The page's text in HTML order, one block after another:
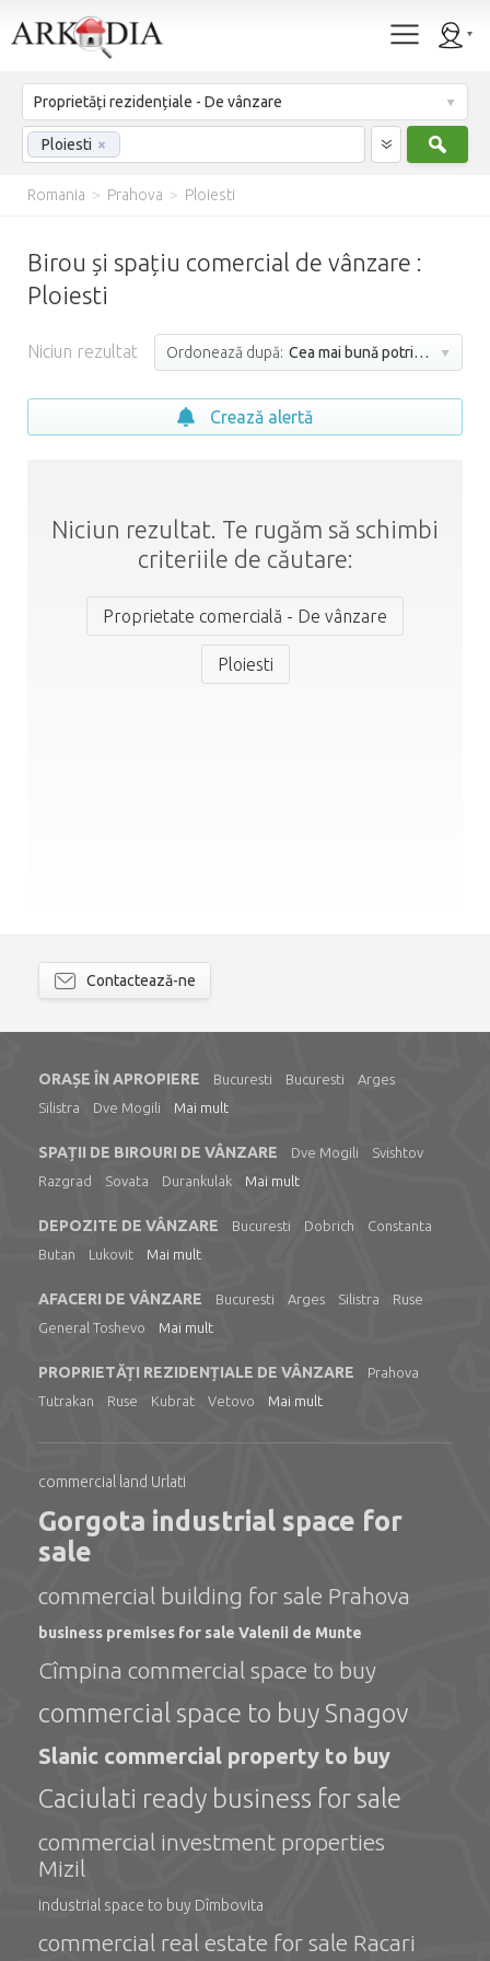
Proprietăți rezidențiale - De vânzare
Ploiesti ×
Romania > Prahova > Ploiesti
Birou și spațiu comercial de vânzare :
Ploiesti
Niciun rezultat Ordonează după: Cea mai bună potrivire
Crează alertă
Niciun rezultat. Te rugăm să schimbi
criteriile de căutare:
Proprietate comercială - De vânzare
Ploiesti
Contactează-ne
ORAȘE ÎN APROPIERE Bucuresti Bucuresti
Arges
Silistra
Dve Mogili Mai mult
SPAȚII DE BIROURI DE VÂNZARE Dve Mogili
Svishtov
Razgrad
Sovata Durankulak Mai mult
DEPOZITE DE VÂNZARE Bucuresti Dobrich
Constanta
Butan
Lukovit Mai mult
AFACERI DE VÂNZARE Bucuresti Arges Silistra
Ruse
General Toshevo
Mai mult
PROPRIETĂȚI REZIDENȚIALE DE VÂNZARE
Prahova
Tutrakan
Ruse Kubrat Vetovo Mai mult
commercial land Urlati
Gorgota industrial space for
sale
commercial building for sale Prahova
business premises for sale Valenii de Munte
Cîmpina commercial space to buy
commercial space to buy Snagov
Slanic commercial property to buy
Caciulati ready business for sale
commercial investment properties
Mizil
industrial space to buy Dîmbovita
commercial real estate for sale Racari